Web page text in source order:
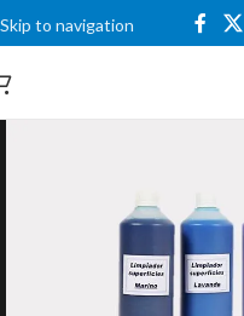
Skip to navigation
Skip to main content